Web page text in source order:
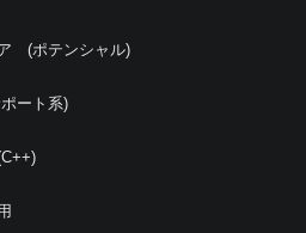
ア (ポテンシャル)
ート系)